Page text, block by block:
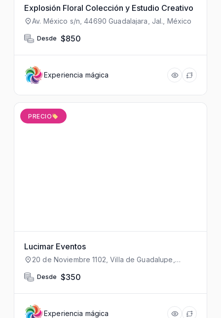
Explosión Floral Colección y Estudio Creativo
Av. México s/n, 44690 Guadalajara, Jal., México
Desde $850
Experiencia mágica
PRECIO
Lucimar Eventos
20 de Noviembre 1102, Villa de Guadalupe,
Desde $350
Experiencia mágica